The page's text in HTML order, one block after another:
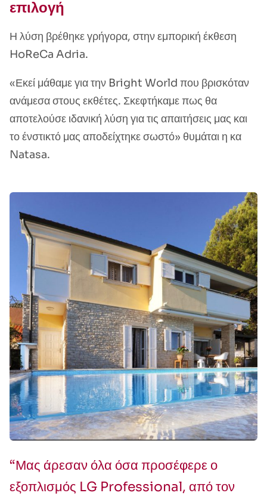
επιλογή
Η λύση βρέθηκε γρήγορα, στην εμπορική έκθεση
HoReCa Adria.
«Εκεί μάθαμε για την Bright World που βρισκόταν
ανάμεσα στους εκθέτες. Σκεφτήκαμε πως θα
αποτελούσε ιδανική λύση για τις απαιτήσεις μας και
το ένστικτό μας αποδείχτηκε σωστό» θυμάται η κα
Natasa.
“Μας άρεσαν όλα όσα προσέφερε ο
εξοπλισμός LG Professional, από τον